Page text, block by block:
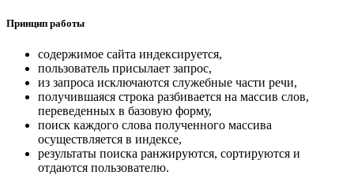
Принцип работы
содержимое сайта индексируется,
пользователь присылает запрос,
из запроса исключаются служебные части речи,
получившаяся строка разбивается на массив слов,
переведенных в базовую форму,
поиск каждого слова полученного массива
осуществляется в индексе,
результаты поиска ранжируются, сортируются и
отдаются пользователю.